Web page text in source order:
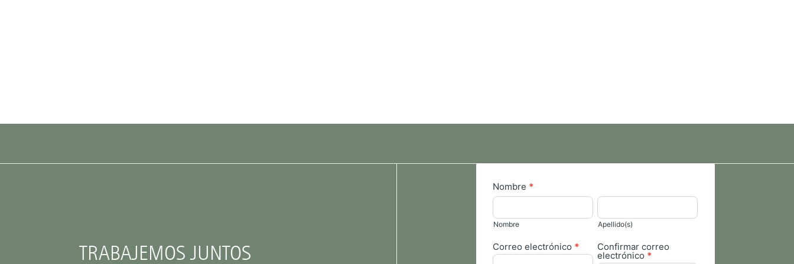
TRABAJEMOS JUNTOS
Form
general
Nombre *
Nombre
Nombre
Apellido(s)
Apellido(s)
Correo electrónico * Confirmar correo
electrónico *